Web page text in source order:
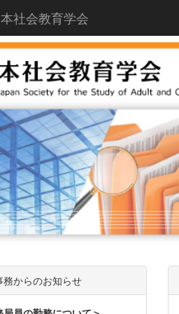
社会教育学会
務からのお知らせ